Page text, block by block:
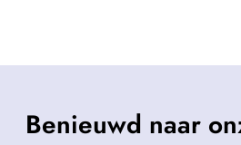
Benieuwd naar